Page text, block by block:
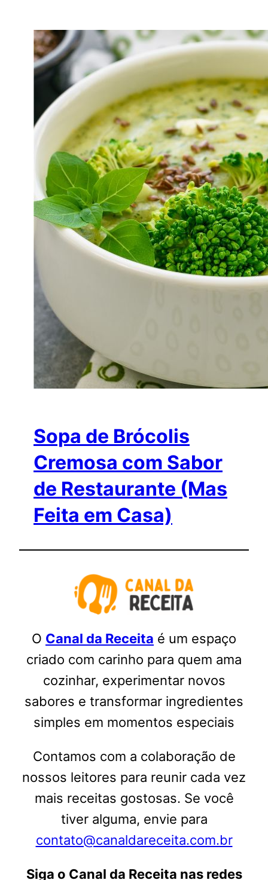
Sopa de Brócolis
Cremosa com Sabor
de Restaurante (Mas
Feita em Casa)
O Canal da Receita é um espaço
criado com carinho para quem ama
cozinhar, experimentar novos
sabores e transformar ingredientes
simples em momentos especiais
Contamos com a colaboração de
nossos leitores para reunir cada vez
mais receitas gostosas. Se você
tiver alguma, envie para
contato@canaldareceita.com.br
Siga o Canal da Receita nas redes